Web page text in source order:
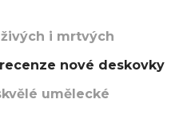
i mrtvých
nové deskovky
umělecké